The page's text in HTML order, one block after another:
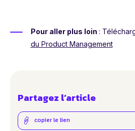
Pour aller plus loin :
du Product Management
Partagez l’article
copier le lien